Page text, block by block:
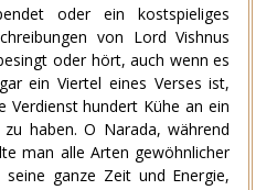
oder ein kostspieliges
von Lord Vishnus
oder hört, auch wenn es
ein Viertel eines Verses ist,
Verdienst hundert Kühe an ein
haben. O Narada, während
man alle Arten gewöhnlicher
ganze Zeit und Energie,